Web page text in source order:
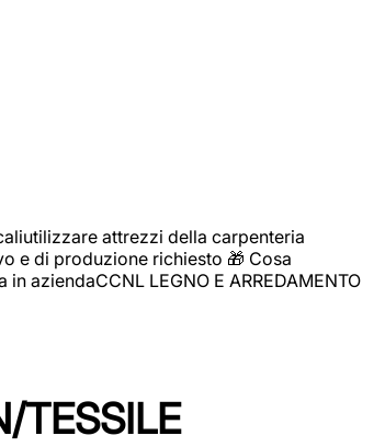
attrezzi della carpenteria
e di produzione richiesto 🎁 Cosa
aziendaCCNL LEGNO E ARREDAMENTO
TESSILE